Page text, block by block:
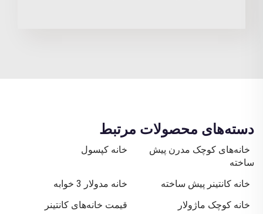
دسته‌های محصولات مرتبط
خانه‌های کوچک مدرن پیش
ساخته
خانه کپسول
خانه کانتینر پیش ساخته
خانه مدولار 3 خوابه
خانه کوچک ماژولار
قیمت خانه‌های کانتینر